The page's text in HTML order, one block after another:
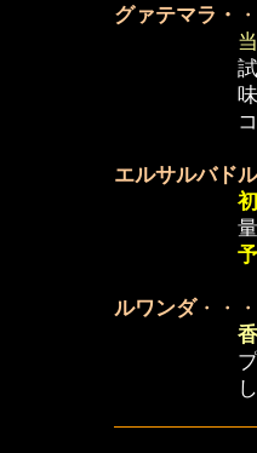
グァテマラ・
試験的販
味もよく
コンテス
エルサルバドル
量が少な
ルワンダ・・・
プレス
しか